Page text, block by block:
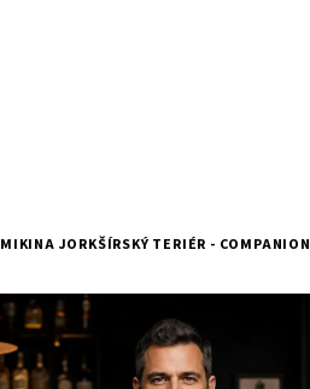
MIKINA JORKŠÍRSKÝ TERIÉR - COMPANION